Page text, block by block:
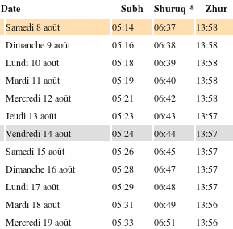
Date Subh Shuruq * Zhur
Samedi 8 août 05:14 06:37 13:58
Dimanche 9 août 05:16 06:38 13:58
Lundi 10 août 05:18 06:39 13:58
Mardi 11 août 05:19 06:40 13:58
Mercredi 12 août 05:21 06:42 13:58
Jeudi 13 août 05:23 06:43 13:57
Vendredi 14 août 05:24 06:44 13:57
Samedi 15 août 05:26 06:45 13:57
Dimanche 16 août 05:28 06:47 13:57
Lundi 17 août 05:29 06:48 13:57
Mardi 18 août 05:31 06:49 13:56
Mercredi 19 août 05:33 06:51 13:56